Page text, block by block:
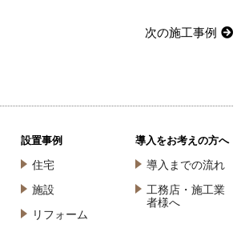
次の施工事例
設置事例
住宅
施設
リフォーム
導入をお考えの方へ
導入までの流れ
工務店・施工業
者様へ